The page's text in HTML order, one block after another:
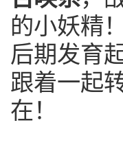
的小妖精！
后期发育
跟着一起
在！